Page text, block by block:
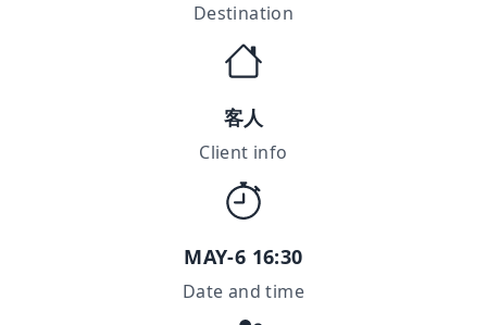
Destination
客人
Client info
MAY-6 16:30
Date and time